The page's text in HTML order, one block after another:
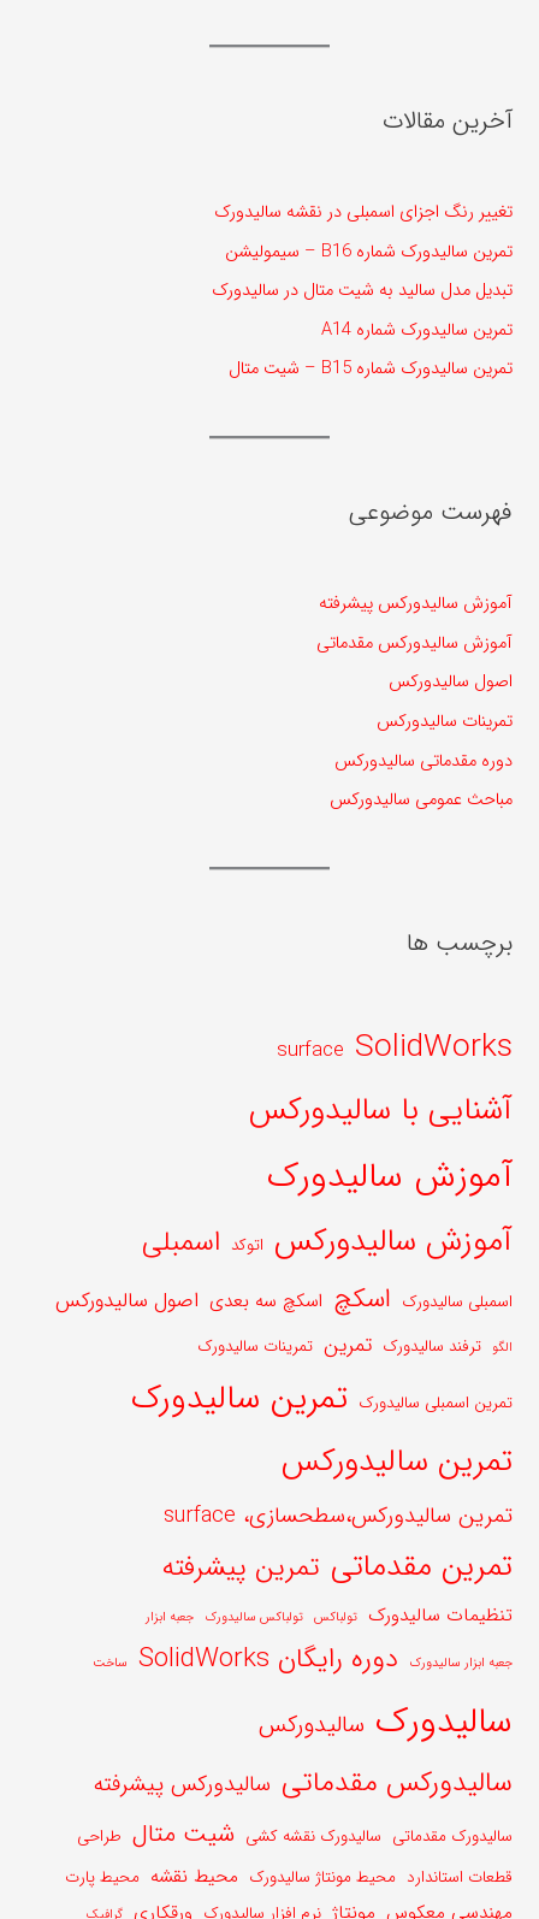
آخرین مقالات
تغییر رنگ اجزای اسمبلی در نقشه سالیدورک
تمرین سالیدورک شماره B16 – سیمولیشن
تبدیل مدل سالید به شیت متال در سالیدورک
تمرین سالیدورک شماره A14
تمرین سالیدورک شماره B15 – شیت متال
فهرست موضوعی
آموزش سالیدورکس پیشرفته
آموزش سالیدورکس مقدماتی
اصول سالیدورکس
تمرینات سالیدورکس
دوره مقدماتی سالیدورکس
مباحث عمومی سالیدورکس
برچسب ها
SolidWorks
surface
آشنایی با سالیدورکس
آموزش سالیدورک
آموزش سالیدورکس اتوکد اسمبلی
اسمبلی سالیدورک اسکچ اسکچ سه بعدی اصول سالیدورکس
الگو ترفند سالیدورک تمرین تمرینات سالیدورک
تمرین اسمبلی سالیدورک تمرین سالیدورک
تمرین سالیدورکس
تمرین سالیدورکس،سطحسازی، surface
تمرین مقدماتی تمرین پیشرفته
تنظیمات سالیدورک تولباکس تولباکس سالیدورک جعبه ابزار
جعبه ابزار سالیدورک دوره رایگان SolidWorks ساخت
سالیدورک سالیدورکس
سالیدورکس مقدماتی سالیدورکس پیشرفته
سالیدورک مقدماتی سالیدورک نقشه کشی شیت متال طراحی
قطعات استاندارد محیط مونتاژ سالیدورک محیط نقشه محیط پارت
مهندسی معکوس مونتاژ نرم افزار سالیدورک ورقکاری گرافیک